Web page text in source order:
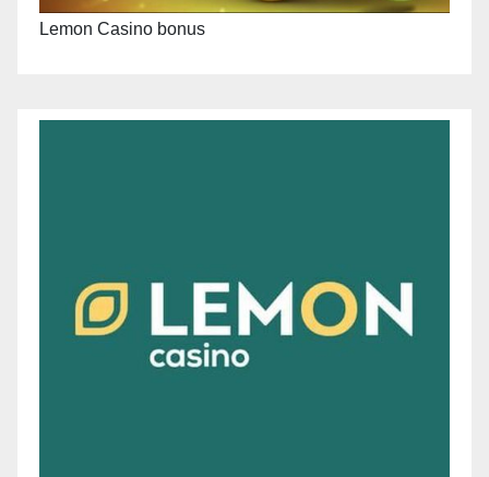
Lemon Casino bonus